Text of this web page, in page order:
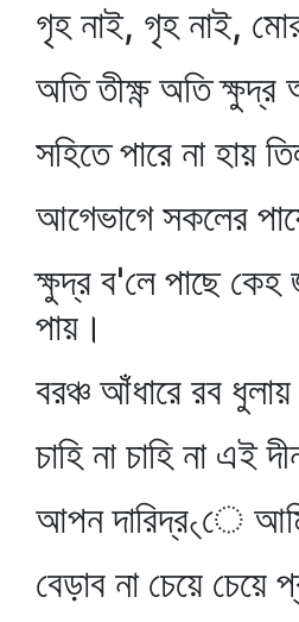
গৃহ নাই, গৃহ নাই,
অতি তীক্ষ্ণ অতি
সহিতে পারে না হায়
আগেভাগে সকলের
ক্ষুদ্র ব'লে পাছে কেহ
পায়।
বরঞ্চ আঁধারে রব
চাহি না চাহি না এই
আপন দারিদ্র৻ে আমি
বেড়াব না চেয়ে চেয়ে